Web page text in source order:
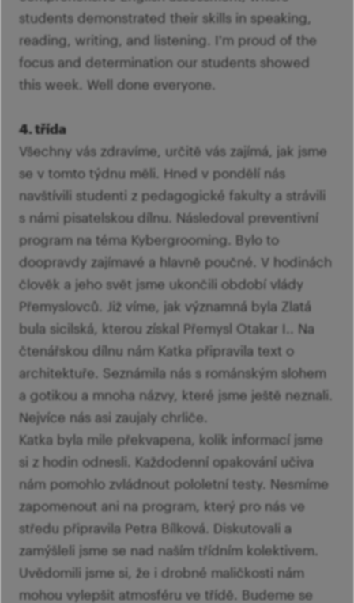
students demonstrated their skills in speaking,
reading, writing, and listening. I'm proud of the
focus and determination our students showed
this week. Well done everyone.
4. třída
Všechny vás zdravíme, určitě vás zajímá, jak jsme
se v tomto týdnu měli. Hned v pondělí nás
navštívili studenti z pedagogické fakulty a strávili
s námi pisatelskou dílnu. Následoval preventivní
program na téma Kybergrooming. Bylo to
doopravdy zajímavé a hlavně poučné. V hodinách
člověk a jeho svět jsme ukončili období vlády
Přemyslovců. Již víme, jak významná byla Zlatá
bula sicilská, kterou získal Přemysl Otakar I.. Na
čtenářskou dílnu nám Katka připravila text o
architektuře. Seznámila nás s románským slohem
a gotikou a mnoha názvy, které jsme ještě neznali.
Nejvíce nás asi zaujaly chrliče.
Katka byla mile překvapena, kolik informací jsme
si z hodin odnesli. Každodenní opakování učiva
nám pomohlo zvládnout pololetní testy. Nesmíme
zapomenout ani na program, který pro nás ve
středu připravila Petra Bílková. Diskutovali a
zamýšleli jsme se nad naším třídním kolektivem.
Uvědomili jsme si, že i drobné maličkosti nám
mohou vylepšit atmosféru ve třídě. Budeme se